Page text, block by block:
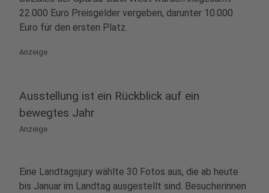
22.000 Euro Preisgelder vergeben, darunter 10.000
Euro für den ersten Platz.
Anzeige
Ausstellung ist ein Rückblick auf ein
bewegtes Jahr
Anzeige
Eine Landtagsjury wählte 30 Fotos aus, die ab heute
bis Januar im Landtag ausgestellt sind. Besucherinnen